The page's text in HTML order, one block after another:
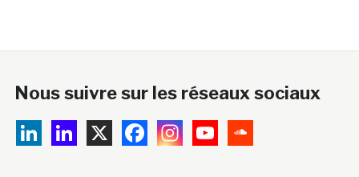
Nous suivre sur les réseaux sociaux